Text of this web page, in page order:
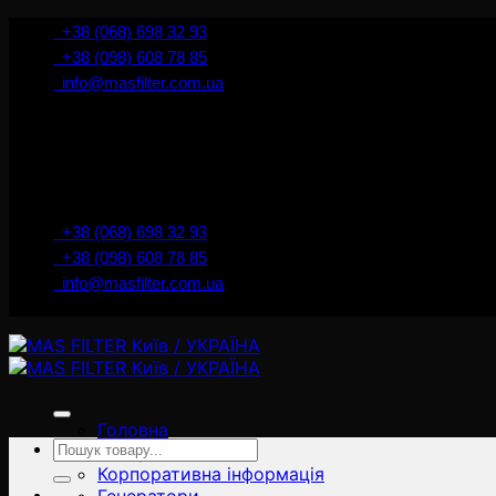
İçeriğe+38 (068) 698 32 93
+38 (098) 608 78 85
info@masfilter.com.ua
+38 (068) 698 32 93
+38 (098) 608 78 85
info@masfilter.com.ua
Головна
Товари
Корпоративна інформація
Ara: